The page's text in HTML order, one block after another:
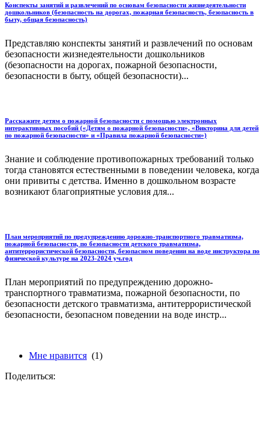
Конспекты занятий и развлечений по основам безопасности жизнедеятельности
дошкольников (безопасность на дорогах, пожарная безопасность, безопасность в
быту, общая безопасность)
Представляю конспекты занятий и развлечений по основам
безопасности жизнедеятельности дошкольников
(безопасности на дорогах, пожарной безопасности,
безопасности в быту, общей безопасности)...
Расскажите детям о пожарной безопасности с помощью электронных
интерактивных пособий («Детям о пожарной безопасности», «Викторина для детей
по пожарной безопасности» и «Правила пожарной безопасности»)
Знание и соблюдение противопожарных требований только
тогда становятся естественными в поведении человека, когда
они привиты с детства. Именно в дошкольном возрасте
возникают благоприятные условия для...
План мероприятий по предупреждению дорожно-транспортного травматизма,
пожарной безопасности, по безопасности детского травматизма,
антитеррористической безопасности, безопасном поведении на воде инструктора по
физической культуре на 2023-2024 уч.год
План мероприятий по предупреждению дорожно-
транспортного травматизма, пожарной безопасности, по
безопасности детского травматизма, антитеррористической
безопасности, безопасном поведении на воде инстр...
Мне нравится (1)
Поделиться: